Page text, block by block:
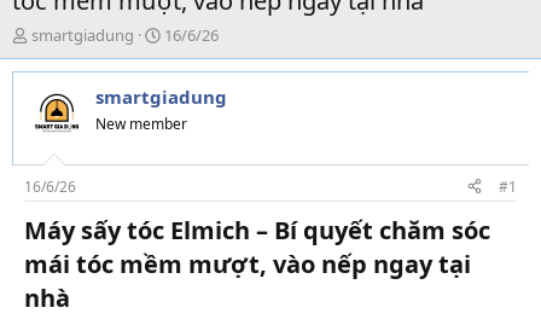
T
h
r
a
s
t
a
r
e
r
smartgiadung
N
g
à
y
g
i
16/6/26
smartgiadung
New member
16/6/26 #1
Máy sấy tóc Elmich – Bí quyết chăm sóc
mái tóc mềm mượt, vào nếp ngay tại
nhà​